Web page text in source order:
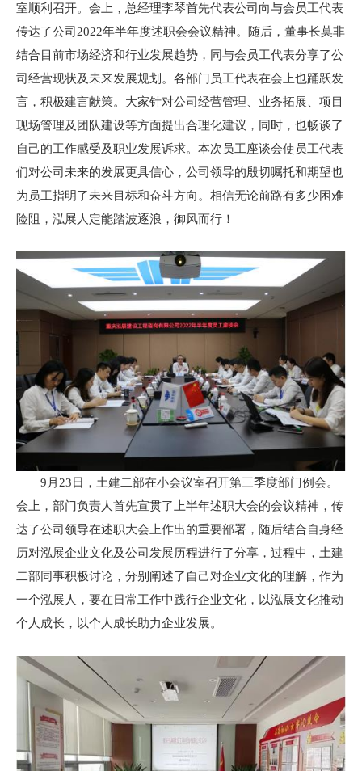
室顺利召开。会上，总经理李琴首先代表公司向与会员工代表
传达了公司2022年半年度述职会会议精神。随后，董事长莫非
结合目前市场经济和行业发展趋势，同与会员工代表分享了公
司经营现状及未来发展规划。各部门员工代表在会上也踊跃发
言，积极建言献策。大家针对公司经营管理、业务拓展、项目
现场管理及团队建设等方面提出合理化建议，同时，也畅谈了
自己的工作感受及职业发展诉求。本次员工座谈会使员工代表
们对公司未来的发展更具信心，公司领导的殷切嘱托和期望也
为员工指明了未来目标和奋斗方向。相信无论前路有多少困难
险阻，泓展人定能踏波逐浪，御风而行！
9月23日，土建二部在小会议室召开第三季度部门例会。
会上，部门负责人首先宣贯了上半年述职大会的会议精神，传
达了公司领导在述职大会上作出的重要部署，随后结合自身经
历对泓展企业文化及公司发展历程进行了分享，过程中，土建
二部同事积极讨论，分别阐述了自己对企业文化的理解，作为
一个泓展人，要在日常工作中践行企业文化，以泓展文化推动
个人成长，以个人成长助力企业发展。